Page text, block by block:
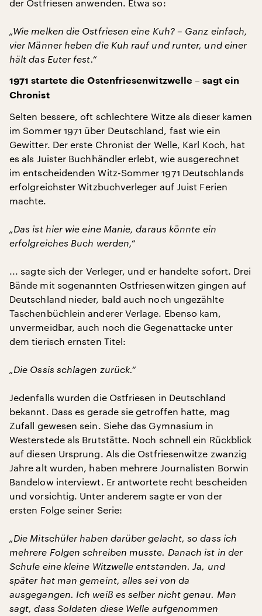
der Ostfriesen anwenden. Etwa so:
„Wie melken die Ostfriesen eine Kuh? – Ganz einfach,
vier Männer heben die Kuh rauf und runter, und einer
hält das Euter fest.“
1971 startete die Ostenfriesenwitzwelle – sagt ein
Chronist
Selten bessere, oft schlechtere Witze als dieser kamen
im Sommer 1971 über Deutschland, fast wie ein
Gewitter. Der erste Chronist der Welle, Karl Koch, hat
es als Juister Buchhändler erlebt, wie ausgerechnet
im entscheidenden Witz-Sommer 1971 Deutschlands
erfolgreichster Witzbuchverleger auf Juist Ferien
machte.
„Das ist hier wie eine Manie, daraus könnte ein
erfolgreiches Buch werden,“
... sagte sich der Verleger, und er handelte sofort. Drei
Bände mit sogenannten Ostfriesenwitzen gingen auf
Deutschland nieder, bald auch noch ungezählte
Taschenbüchlein anderer Verlage. Ebenso kam,
unvermeidbar, auch noch die Gegenattacke unter
dem tierisch ernsten Titel:
„Die Ossis schlagen zurück.“
Jedenfalls wurden die Ostfriesen in Deutschland
bekannt. Dass es gerade sie getroffen hatte, mag
Zufall gewesen sein. Siehe das Gymnasium in
Westerstede als Brutstätte. Noch schnell ein Rückblick
auf diesen Ursprung. Als die Ostfriesenwitze zwanzig
Jahre alt wurden, haben mehrere Journalisten Borwin
Bandelow interviewt. Er antwortete recht bescheiden
und vorsichtig. Unter anderem sagte er von der
ersten Folge seiner Serie:
„Die Mitschüler haben darüber gelacht, so dass ich
mehrere Folgen schreiben musste. Danach ist in der
Schule eine kleine Witzwelle entstanden. Ja, und
später hat man gemeint, alles sei von da
ausgegangen. Ich weiß es selber nicht genau. Man
sagt, dass Soldaten diese Welle aufgenommen